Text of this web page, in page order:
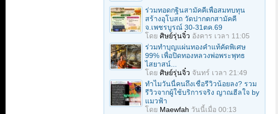
ร่วมทอดกฐินสามัคคีเพื่อสมทบทุน
สร้างอุโบสถ วัดปากตกสามัคคี
จ.เพชรบูรณ์ 30-31ตค.69
โดย ศิษย์รุ่นจิ๋ว อังคาร เวลา 11:05
ร่วมทําบุญแผ่นทองคำแท้คัดพิเศษ
99% เพื่อปิดทองหลวงพ่อพระพุทธ
ไสยาสน์...
โดย ศิษย์รุ่นจิ๋ว จันทร์ เวลา 21:49
ทำไมวันนี้คนถึงเชื่อรีวิวน้อยลง? รวม
รีวิวจากผู้ใช้บริการจริง ญาณฮีลใจ by
แมวฟ้า
โดย Maewfah วันนี้เมื่อ 00:13